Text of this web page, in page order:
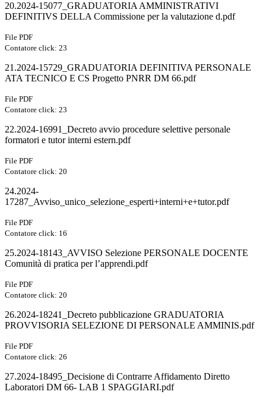
20.2024-15077_GRADUATORIA AMMINISTRATIVI
DEFINITIVS DELLA Commissione per la valutazione d.pdf
File PDF
Contatore click: 23
21.2024-15729_GRADUATORIA DEFINITIVA PERSONALE
ATA TECNICO E CS Progetto PNRR DM 66.pdf
File PDF
Contatore click: 23
22.2024-16991_Decreto avvio procedure selettive personale
formatori e tutor interni estern.pdf
File PDF
Contatore click: 20
24.2024-
17287_Avviso_unico_selezione_esperti+interni+e+tutor.pdf
File PDF
Contatore click: 16
25.2024-18143_AVVISO Selezione PERSONALE DOCENTE
Comunità di pratica per l’apprendi.pdf
File PDF
Contatore click: 20
26.2024-18241_Decreto pubblicazione GRADUATORIA
PROVVISORIA SELEZIONE DI PERSONALE AMMINIS.pdf
File PDF
Contatore click: 26
27.2024-18495_Decisione di Contrarre Affidamento Diretto
Laboratori DM 66- LAB 1 SPAGGIARI.pdf